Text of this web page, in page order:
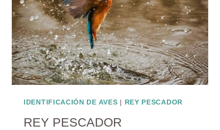
IDENTIFICACIÓN DE AVES | REY PESCADOR
REY PESCADOR